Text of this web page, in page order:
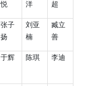
悦
洋
超
张子
扬
刘亚
楠
臧立
善
于辉 陈琪 李迪